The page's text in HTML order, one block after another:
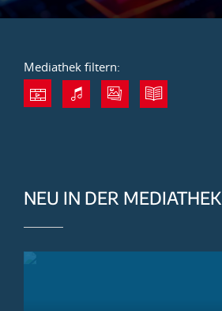
Mediathek filtern:
NEU IN DER MEDIATHEK